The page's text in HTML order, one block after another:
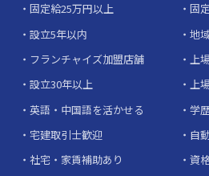
固定給25万円以上
固
設立5年以内
地
フランチャイズ加盟店舗
上
設立30年以上
上
英語・中国語を活かせる
学
宅建取引士歓迎
自
社宅・家賃補助あり
資